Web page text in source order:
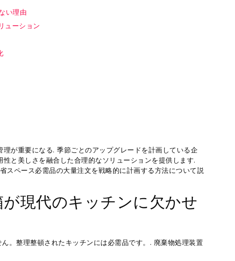
い理由
ューション
が重要になる. 季節ごとのアップグレードを計画している企
と美しさを融合した合理的なソリューションを提供します.
スペース必需品の大量注文を戦略的に計画する方法について説
現代のキッチンに欠かせ
。整理整頓されたキッチンには必需品です。. 廃棄物処理装置